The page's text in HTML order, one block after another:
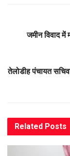
जमीन विवाद में
तेलोडीह पंचायत
Related Posts